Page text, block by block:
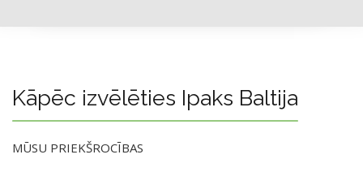
Kāpēc izvēlēties Ipaks Baltija
MŪSU PRIEKŠROCĪBAS